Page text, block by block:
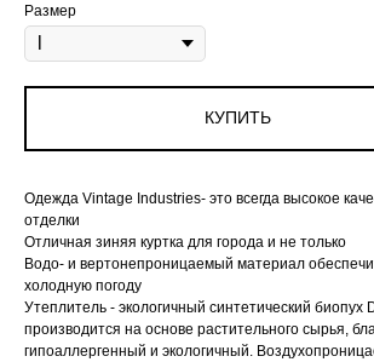
Размер
КУПИТЬ
Одежда Vintage Industries- это всегда высокое
отделки
Отличная зиняя куртка для города и не только
Водо- и вертонепроницаемый материал
холодную погоду
Утеплитель - экологичный синтетический биопух
производится на основе растительного сырья,
гипоаллергенный и экологичный.